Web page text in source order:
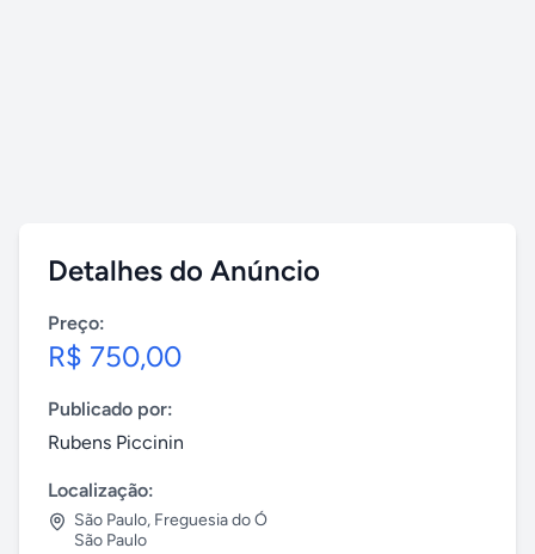
Detalhes do Anúncio
Preço:
R$ 750,00
Publicado por:
Rubens Piccinin
Localização:
São Paulo, Freguesia do Ó
São Paulo